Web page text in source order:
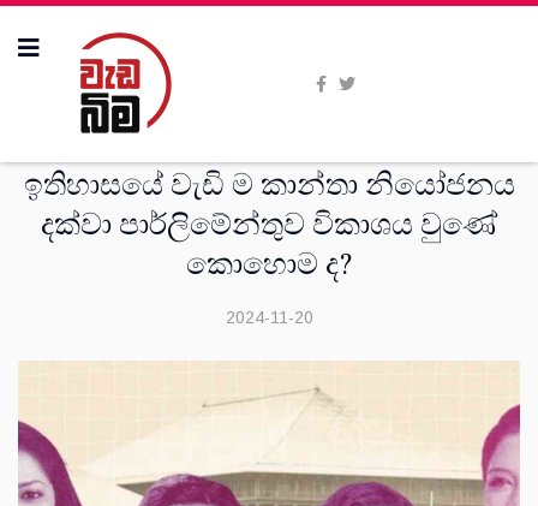
ඉතිහාසයේ වැඩි ම කාන්තා නියෝජනය
දක්වා පාර්ලිමේන්තුව විකාශය වුණේ
කොහොම ද?
2024-11-20